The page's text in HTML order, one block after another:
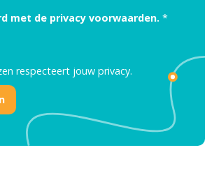
met de privacy voorwaarden. *
respecteert jouw privacy.
in voor onze nieuwsbrief, boordevol
en prachtige bestemmingen!
Nee, ik ben niet geïntereseerd